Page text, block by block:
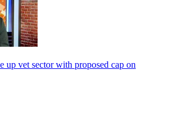
up vet sector with proposed cap on